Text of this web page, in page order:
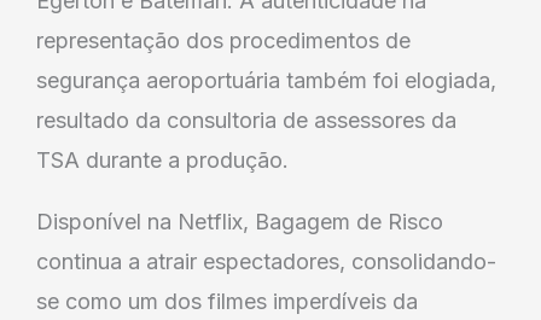
representação dos procedimentos de
segurança aeroportuária também foi elogiada,
resultado da consultoria de assessores da
TSA durante a produção.
Disponível na Netflix, Bagagem de Risco
continua a atrair espectadores, consolidando-
se como um dos filmes imperdíveis da